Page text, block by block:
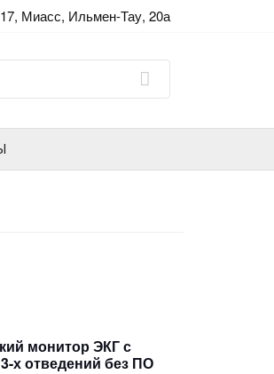
Миасс, Ильмен-Тау, 20а
монитор ЭКГ с
х отведений без ПО